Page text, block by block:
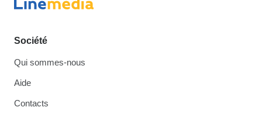
Société
Qui sommes-nous
Aide
Contacts